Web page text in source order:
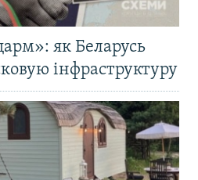
як Беларусь
інфраструктуру